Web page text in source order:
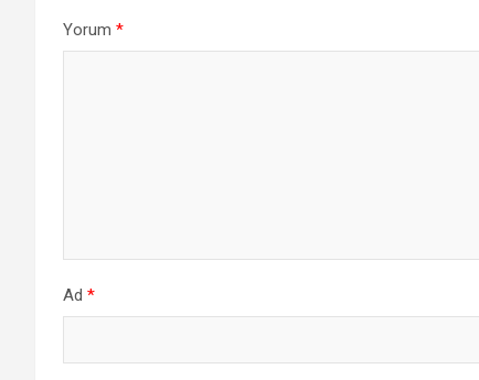
Yorum *
Ad *